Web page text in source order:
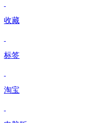
收藏
标签
淘宝